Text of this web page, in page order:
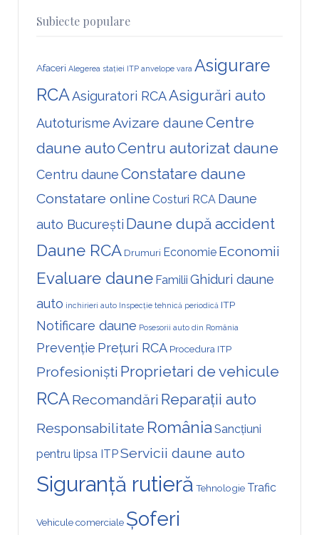
Subiecte populare
Afaceri Alegerea stației ITP anvelope vara Asigurare
RCAAsiguratori RCAAsigurări auto
AutoturismeAvizare dauneCentre
daune autoCentru autorizat daune
Centru dauneConstatare daune
Constatare online Costuri RCA Daune
auto București Daune după accident
Daune RCA Drumuri Economie Economii
Evaluare daune Familii Ghiduri daune
auto inchirieri auto Inspecție tehnică periodică ITP
Notificare daune Posesorii auto din România
Prevenție Prețuri RCA Procedura ITP
Profesioniști Proprietari de vehicule
RCA Recomandări Reparații auto
Responsabilitate România Sancțiuni
pentru lipsa ITPServicii daune auto
Siguranță rutieră Tehnologie Trafic
Vehicule comerciale Șoferi